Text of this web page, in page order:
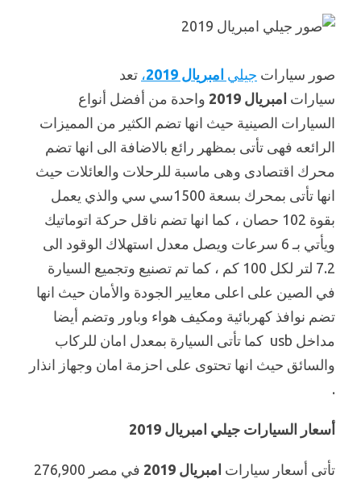
صور سيارات جيلي امبريال 2019 ، تعد
سيارات امبريال 2019
واحدة من أفضل أنواع
السيارات الصينية حيث انها تضم الكثير من المميزات
الرائعه فهى تأتى بمظهر رائع بالاضافة الى انها تضم
محرك اقتصادى وهى ماسبة للرحلات والعائلات حيث
انها تأتى بمحرك بسعة 1500سي سي والذي يعمل
بقوة 102 حصان ، كما انها تضم ناقل حركة اتوماتيك
ويأتي بـ 6 سرعات ويصل معدل استهلاك الوقود الى
7.2 لتر لكل 100 كم ، كما تم تصنيع وتجميع السيارة
في الصين على اعلى معايير الجودة والأمان حيث انها
تضم نوافذ كهربائية ومكيف هواء وباور وتضم أيضا
مداخل usb كما تأتى السيارة بمعدل امان للركاب
والسائق حيث انها تحتوى على احزمة امان وجهاز انذار
.
أسعار السيارات جيلي امبريال 2019
تأتى أسعار سيارات امبريال 2019
في مصر 276,900